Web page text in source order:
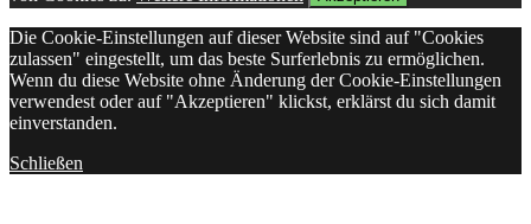
Die Cookie-Einstellungen auf dieser Website sind auf "Cookies
zulassen" eingestellt, um das beste Surferlebnis zu ermöglichen.
Wenn du diese Website ohne Änderung der Cookie-Einstellungen
verwendest oder auf "Akzeptieren" klickst, erklärst du sich damit
einverstanden.
Schließen